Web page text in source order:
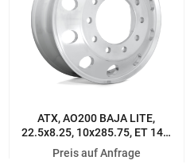
ATX, AO200 BAJA LITE,
22.5x8.25, 10x285.75, ET 147,
STANDARD HIGH LUSTER
POLISHED
Preis auf Anfrage